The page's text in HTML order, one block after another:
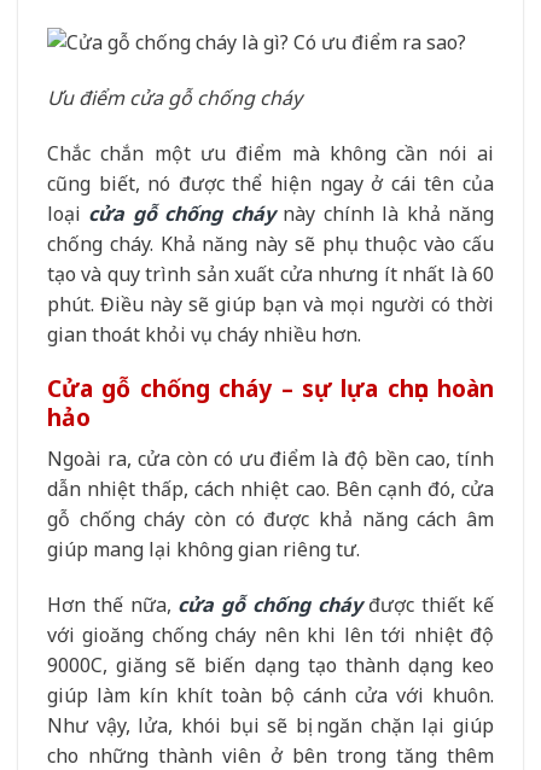
Ưu điểm cửa gỗ chống cháy
Chắc chắn một ưu điểm mà không cần nói ai
cũng biết, nó được thể hiện ngay ở cái tên của
loại cửa gỗ chống cháynày chính là khả năng
chống cháy. Khả năng này sẽ phụ thuộc vào cấu
tạo và quy trình sản xuất cửa nhưng ít nhất là 60
phút. Điều này sẽ giúp bạn và mọi người có thời
gian thoát khỏi vụ cháy nhiều hơn.
Cửa gỗ chống cháy – sự lựa chọn hoàn
hảo
Ngoài ra, cửa còn có ưu điểm là độ bền cao, tính
dẫn nhiệt thấp, cách nhiệt cao. Bên cạnh đó, cửa
gỗ chống cháy còn có được khả năng cách âm
giúp mang lại không gian riêng tư.
Hơn thế nữa, cửa gỗ chống cháyđược thiết kế
với gioăng chống cháy nên khi lên tới nhiệt độ
9000C, giăng sẽ biến dạng tạo thành dạng keo
giúp làm kín khít toàn bộ cánh cửa với khuôn.
Như vậy, lửa, khói bụi sẽ bị ngăn chặn lại giúp
cho những thành viên ở bên trong tăng thêm